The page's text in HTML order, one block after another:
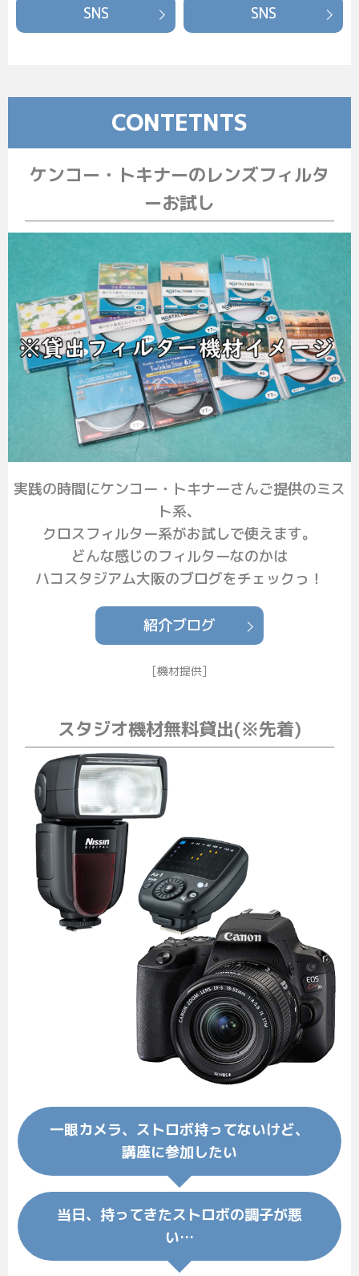
SNS SNS
CONTETNTS
ケンコー・トキナーのレンズフィルタ
ーお試し
実践の時間にケンコー・トキナーさんご提供のミス
ト系、
クロスフィルター系がお試しで使えます。
どんな感じのフィルターなのかは
ハコスタジアム大阪のブログをチェックっ！
紹介ブログ
[機材提供]
スタジオ機材無料貸出(※先着)
一眼カメラ、ストロボ持ってないけど、
講座に参加したい
当日、持ってきたストロボの調子が悪
い…